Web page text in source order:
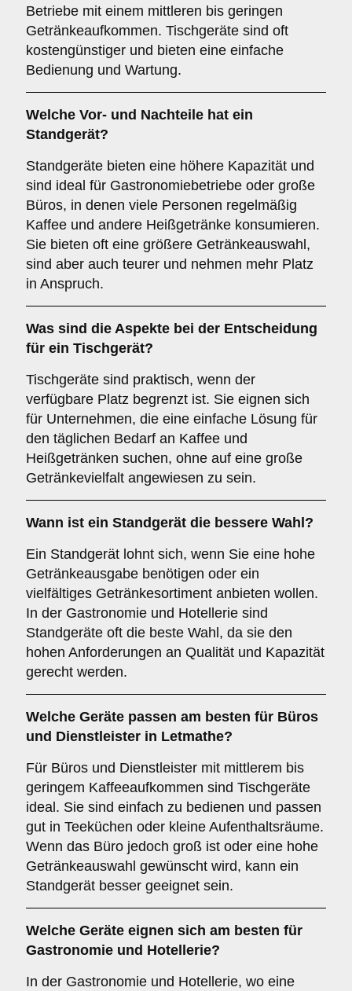
Betriebe mit einem mittleren bis geringen
Getränkeaufkommen. Tischgeräte sind oft
kostengünstiger und bieten eine einfache
Bedienung und Wartung.
Welche Vor- und Nachteile hat ein
Standgerät?
Standgeräte bieten eine höhere Kapazität und
sind ideal für Gastronomiebetriebe oder große
Büros, in denen viele Personen regelmäßig
Kaffee und andere Heißgetränke konsumieren.
Sie bieten oft eine größere Getränkeauswahl,
sind aber auch teurer und nehmen mehr Platz
in Anspruch.
Was sind die Aspekte bei der Entscheidung
für ein Tischgerät?
Tischgeräte sind praktisch, wenn der
verfügbare Platz begrenzt ist. Sie eignen sich
für Unternehmen, die eine einfache Lösung für
den täglichen Bedarf an Kaffee und
Heißgetränken suchen, ohne auf eine große
Getränkevielfalt angewiesen zu sein.
Wann ist ein Standgerät die bessere Wahl?
Ein Standgerät lohnt sich, wenn Sie eine hohe
Getränkeausgabe benötigen oder ein
vielfältiges Getränkesortiment anbieten wollen.
In der Gastronomie und Hotellerie sind
Standgeräte oft die beste Wahl, da sie den
hohen Anforderungen an Qualität und Kapazität
gerecht werden.
Welche Geräte passen am besten für Büros
und Dienstleister in Letmathe?
Für Büros und Dienstleister mit mittlerem bis
geringem Kaffeeaufkommen sind Tischgeräte
ideal. Sie sind einfach zu bedienen und passen
gut in Teeküchen oder kleine Aufenthaltsräume.
Wenn das Büro jedoch groß ist oder eine hohe
Getränkeauswahl gewünscht wird, kann ein
Standgerät besser geeignet sein.
Welche Geräte eignen sich am besten für
Gastronomie und Hotellerie?
In der Gastronomie und Hotellerie, wo eine